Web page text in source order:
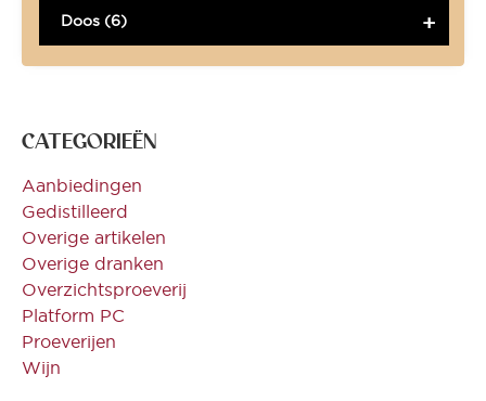
CATEGORIEËN
Aanbiedingen
Gedistilleerd
Overige artikelen
Overige dranken
Overzichtsproeverij
Platform PC
Proeverijen
Wijn
Doos (6)